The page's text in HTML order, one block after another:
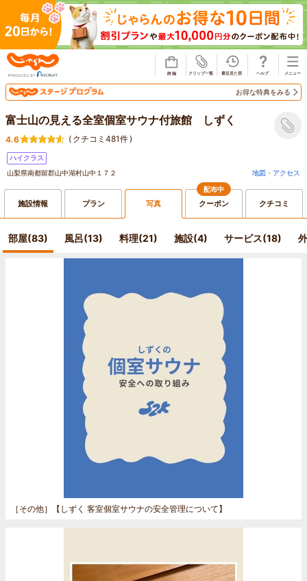
お得な特典をみる
富士山の見える全室個室サウナ付旅館 しずく
4.6 ( クチコミ481件)
ハイクラス
山梨県南都留郡山中湖村山中１７２
地図・アクセス
施設情報 プラン 写真
配布中
クーポン クチコミ
部屋(83) 風呂(13) 料理(21) 施設(4) サービス(18)
［その他］ 【しずく 客室個室サウナの安全管理について】